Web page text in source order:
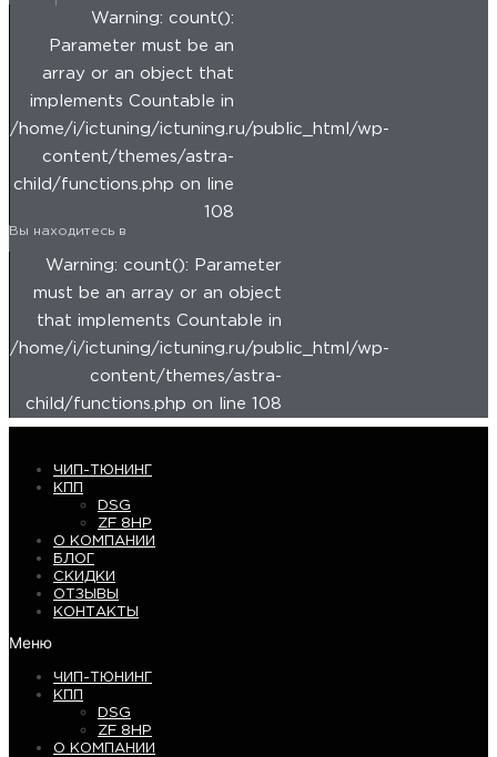
Warning: count():
Parameter must be an
array or an object that
implements Countable in
/home/i/ictuning/ictuning.ru/public_html/wp-
content/themes/astra-
child/functions.php on line
108
Вы находитесь в
Warning: count(): Parameter
must be an array or an object
that implements Countable in
/home/i/ictuning/ictuning.ru/public_html/wp-
content/themes/astra-
child/functions.php on line 108
ЧИП-ТЮНИНГ
КПП
DSG
ZF 8HP
О КОМПАНИИ
БЛОГ
СКИДКИ
ОТЗЫВЫ
КОНТАКТЫ
Меню
ЧИП-ТЮНИНГ
КПП
DSG
ZF 8HP
О КОМПАНИИ